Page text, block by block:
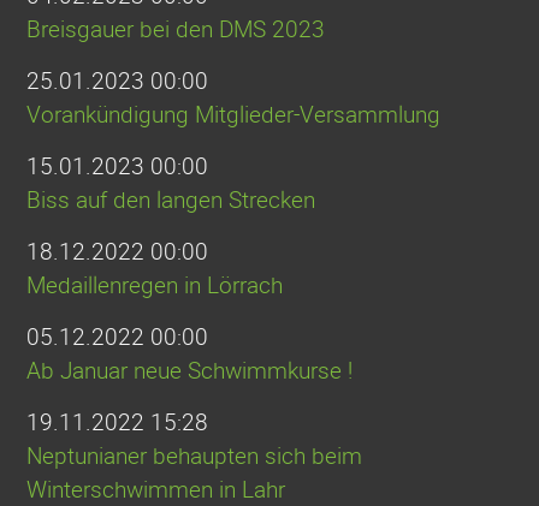
Breisgauer bei den DMS 2023
25.01.2023 00:00
Vorankündigung Mitglieder-Versammlung
15.01.2023 00:00
Biss auf den langen Strecken
18.12.2022 00:00
Medaillenregen in Lörrach
05.12.2022 00:00
Ab Januar neue Schwimmkurse !
19.11.2022 15:28
Neptunianer behaupten sich beim
Winterschwimmen in Lahr